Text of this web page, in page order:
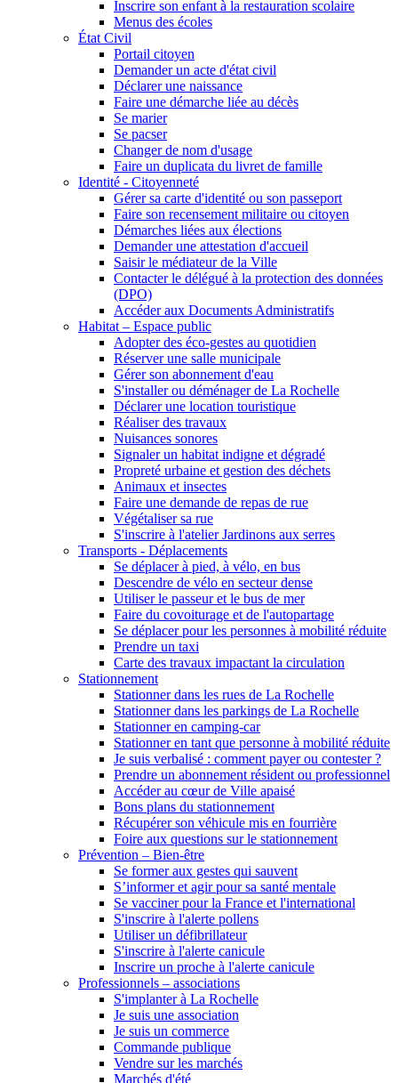
Inscrire son enfant à la restauration scolaire
Menus des écoles
État Civil
Portail citoyen
Demander un acte d'état civil
Déclarer une naissance
Faire une démarche liée au décès
Se marier
Se pacser
Changer de nom d'usage
Faire un duplicata du livret de famille
Identité - Citoyenneté
Gérer sa carte d'identité ou son passeport
Faire son recensement militaire ou citoyen
Démarches liées aux élections
Demander une attestation d'accueil
Saisir le médiateur de la Ville
Contacter le délégué à la protection des données
(DPO)
Accéder aux Documents Administratifs
Habitat – Espace public
Adopter des éco-gestes au quotidien
Réserver une salle municipale
Gérer son abonnement d'eau
S'installer ou déménager de La Rochelle
Déclarer une location touristique
Réaliser des travaux
Nuisances sonores
Signaler un habitat indigne et dégradé
Propreté urbaine et gestion des déchets
Animaux et insectes
Faire une demande de repas de rue
Végétaliser sa rue
S'inscrire à l'atelier Jardinons aux serres
Transports - Déplacements
Se déplacer à pied, à vélo, en bus
Descendre de vélo en secteur dense
Utiliser le passeur et le bus de mer
Faire du covoiturage et de l'autopartage
Se déplacer pour les personnes à mobilité réduite
Prendre un taxi
Carte des travaux impactant la circulation
Stationnement
Stationner dans les rues de La Rochelle
Stationner dans les parkings de La Rochelle
Stationner en camping-car
Stationner en tant que personne à mobilité réduite
Je suis verbalisé : comment payer ou contester ?
Prendre un abonnement résident ou professionnel
Accéder au cœur de Ville apaisé
Bons plans du stationnement
Récupérer son véhicule mis en fourrière
Foire aux questions sur le stationnement
Prévention – Bien-être
Se former aux gestes qui sauvent
S’informer et agir pour sa santé mentale
Se vacciner pour la France et l'international
S'inscrire à l'alerte pollens
Utiliser un défibrillateur
S'inscrire à l'alerte canicule
Inscrire un proche à l'alerte canicule
Professionnels – associations
S'implanter à La Rochelle
Je suis une association
Je suis un commerce
Commande publique
Vendre sur les marchés
Marchés d'été